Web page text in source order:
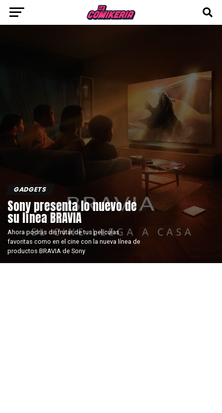
GADGETS
Sony presenta lo nuevo de
su línea BRAVIA
Ahora podrás disfrutar de tus películas
favoritas como en el cine con la nueva línea de
productos BRAVIA de Sony